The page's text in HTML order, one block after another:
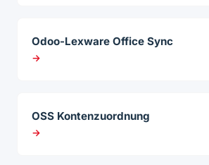
Odoo-Lexware Office Sync
→
OSS Kontenzuordnung
→